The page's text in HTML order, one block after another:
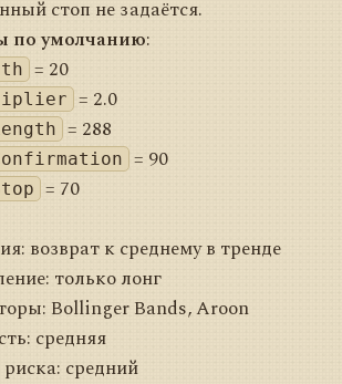
стоп не задаётся.
по умолчанию:
= 20
= 2.0
= 288
= 90
= 70
возврат к среднему в тренде
только лонг
Bollinger Bands, Aroon
средняя
средний